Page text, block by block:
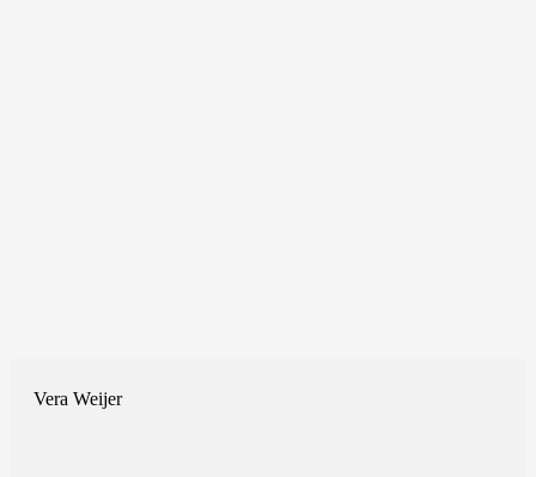
Vera Weijer